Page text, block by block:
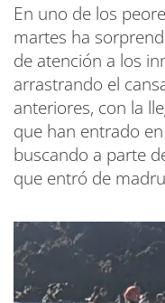
En uno de los
martes ha
de atención a los
arrastrando el
anteriores, con la
que han entrado
buscando a parte
que entró de